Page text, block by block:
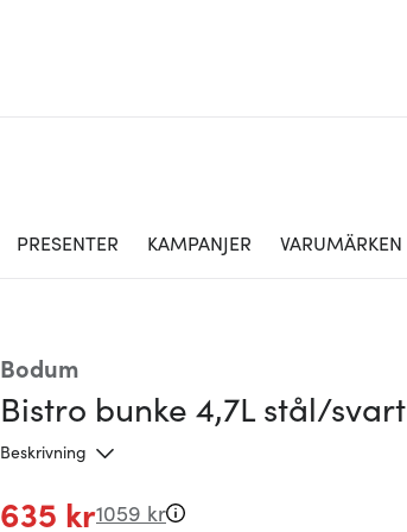
PRESENTER KAMPANJER VARUMÄRKEN
Bodum
Bistro bunke 4,7L stål/svart
Beskrivning
635 kr1059 kr